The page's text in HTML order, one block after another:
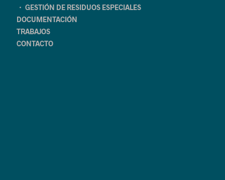
・ GESTIÓN DE RESIDUOS ESPECIALES
DOCUMENTACIÓN
TRABAJOS
CONTACTO